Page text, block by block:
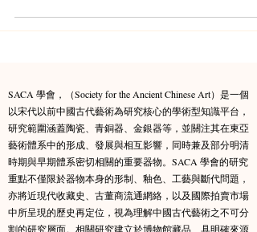
SACA 學會，（Society for the Ancient Chinese Art）是一個
以宋代以前中國古代藝術為研究核心的學術型知識平台，
研究範圍涵蓋陶瓷、青銅器、金銀器等，並關注其在東亞
藝術體系中的形成、發展與相互影響，同時兼及部分明清
時期與早期體系密切相關的重要器物。​SACA 學會的研究
重點不僅限於器物本身的形制、釉色、工藝與斷代問題，
亦將近現代收藏史、古董商流通網絡，以及國際拍賣市場
中所呈現的歷史再定位，視為理解中國古代藝術之不可分
割的研究層面。相關研究建立於博物館藏品、具明確來源